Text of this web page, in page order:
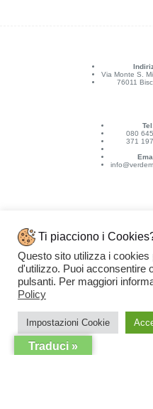
Via Monte S.
76011
080
371
Link
Spedizioni e
Condizioni
Ti piacciono i
Questo sito utilizza i
d'utilizzo. Puoi acconsentire
pulsanti. Per maggiori
Policy
Impostazioni Cookie
Traduci »